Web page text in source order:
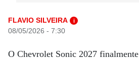
FLAVIO SILVEIRA i
08/05/2026 - 7:30
O Chevrolet Sonic 2027